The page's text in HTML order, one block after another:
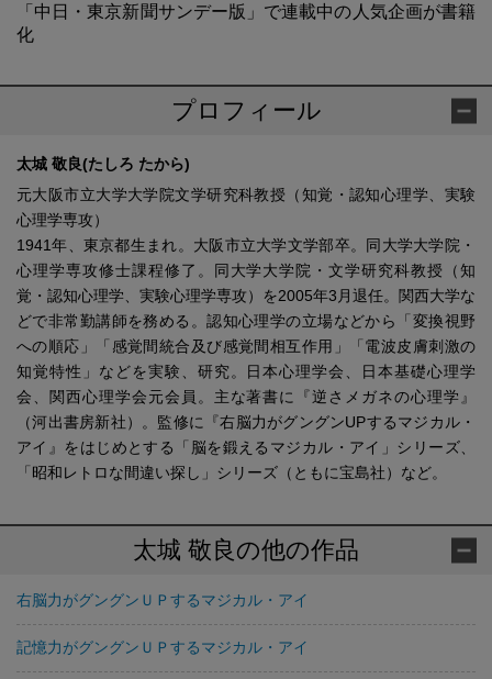
「中日・東京新聞サンデー版」で連載中の人気企画が書籍
化
プロフィール
太城 敬良(たしろ たから)
元大阪市立大学大学院文学研究科教授（知覚・認知心理学、実験
心理学専攻）
1941年、東京都生まれ。大阪市立大学文学部卒。同大学大学院・
心理学専攻修士課程修了。同大学大学院・文学研究科教授（知
覚・認知心理学、実験心理学専攻）を2005年3月退任。関西大学な
どで非常勤講師を務める。認知心理学の立場などから「変換視野
への順応」「感覚間統合及び感覚間相互作用」「電波皮膚刺激の
知覚特性」などを実験、研究。日本心理学会、日本基礎心理学
会、関西心理学会元会員。主な著書に『逆さメガネの心理学』
（河出書房新社）。監修に『右脳力がグングンUPするマジカル・
アイ』をはじめとする「脳を鍛えるマジカル・アイ」シリーズ、
「昭和レトロな間違い探し」シリーズ（ともに宝島社）など。
太城 敬良の他の作品
右脳力がグングンＵＰするマジカル・アイ
記憶力がグングンＵＰするマジカル・アイ